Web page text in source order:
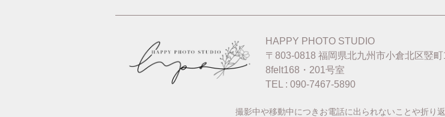
HAPPY PHOTO STUDIO
〒803-0818 福岡県北九州市小倉北区竪町
8felt168・201号室
TEL : 090-7467-5890
撮影中や移動中につきお電話に出られないことや折り